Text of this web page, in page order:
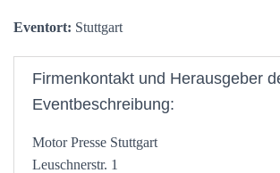
Eventort: Stuttgart
Firmenkontakt und Herausgeber
Eventbeschreibung:
Motor Presse Stuttgart
Leuschnerstr. 1